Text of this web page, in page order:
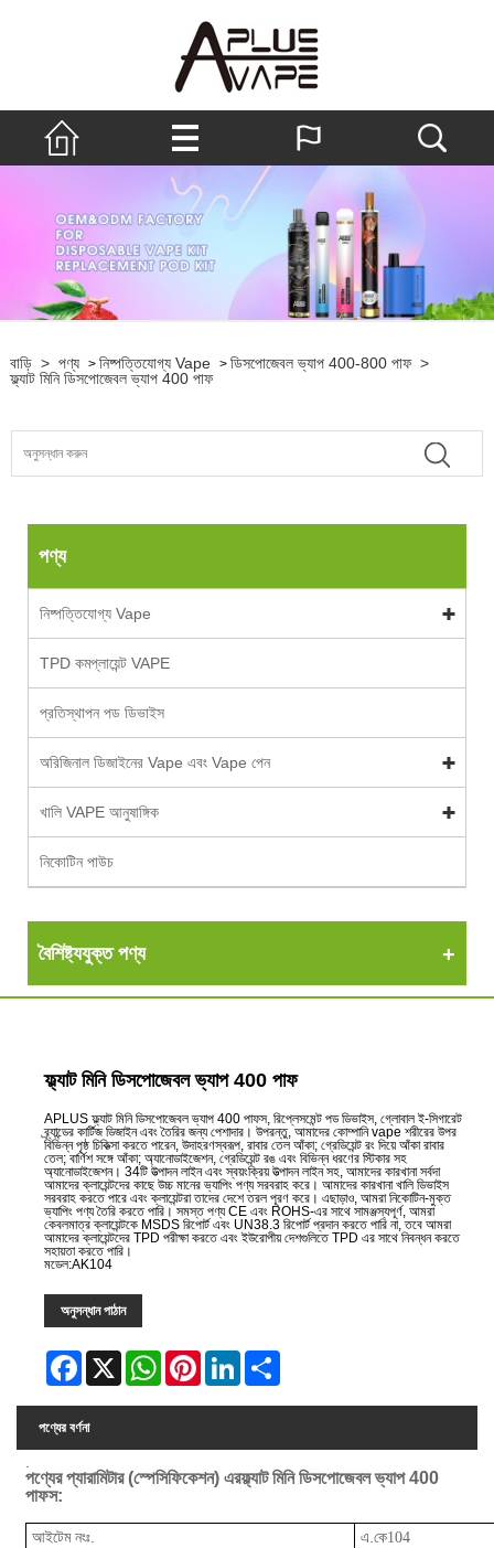
বাড়ি > পণ্য > নিষ্পত্তিযোগ্য Vape > ডিসপোজেবল ভ্যাপ 400-800 পাফ >
ফ্ল্যাট মিনি ডিসপোজেবল ভ্যাপ 400 পাফ
পণ্য
নিষ্পত্তিযোগ্য Vape
TPD কমপ্লায়েন্ট VAPE
প্রতিস্থাপন পড ডিভাইস
অরিজিনাল ডিজাইনের Vape এবং Vape পেন
খালি VAPE আনুষাঙ্গিক
নিকোটিন পাউচ
বৈশিষ্ট্যযুক্ত পণ্য
ফ্ল্যাট মিনি ডিসপোজেবল ভ্যাপ 400 পাফ
APLUS ফ্ল্যাট মিনি ডিসপোজেবল ভ্যাপ 400 পাফস, রিপ্লেসমেন্ট পড ডিভাইস, গ্লোবাল ই-সিগারেট
ব্র্যান্ডের কার্টিজ ডিজাইন এবং তৈরির জন্য পেশাদার। উপরন্তু, আমাদের কোম্পানি vape শরীরের উপর
বিভিন্ন পৃষ্ঠ চিকিত্সা করতে পারেন, উদাহরণস্বরূপ, রাবার তেল আঁকা; গ্রেডিয়েন্ট রং দিয়ে আঁকা রাবার
তেল; বার্ণিশ সঙ্গে আঁকা; অ্যানোডাইজেশন, গ্রেডিয়েন্ট রঙ এবং বিভিন্ন ধরণের স্টিকার সহ
অ্যানোডাইজেশন। 34টি উত্পাদন লাইন এবং স্বয়ংক্রিয় উত্পাদন লাইন সহ, আমাদের কারখানা সর্বদা
আমাদের ক্লায়েন্টদের কাছে উচ্চ মানের ভ্যাপিং পণ্য সরবরাহ করে। আমাদের কারখানা খালি ডিভাইস
সরবরাহ করতে পারে এবং ক্লায়েন্টরা তাদের দেশে তরল পূরণ করে। এছাড়াও, আমরা নিকোটিন-মুক্ত
ভ্যাপিং পণ্য তৈরি করতে পারি। সমস্ত পণ্য CE এবং ROHS-এর সাথে সামঞ্জস্যপূর্ণ, আমরা
কেবলমাত্র ক্লায়েন্টকে MSDS রিপোর্ট এবং UN38.3 রিপোর্ট প্রদান করতে পারি না, তবে আমরা
আমাদের ক্লায়েন্টদের TPD পরীক্ষা করতে এবং ইউরোপীয় দেশগুলিতে TPD এর সাথে নিবন্ধন করতে
সহায়তা করতে পারি।
মডেল:AK104
অনুসন্ধান পাঠান
Facebook
X WhatsAppPinterestLinkedIn
পণ্যের বর্ণনা
.
পণ্যের প্যারামিটার (স্পেসিফিকেশন) এরফ্ল্যাট মিনি ডিসপোজেবল ভ্যাপ 400
পাফস:
আইটেম নংঃ. এ.কে104